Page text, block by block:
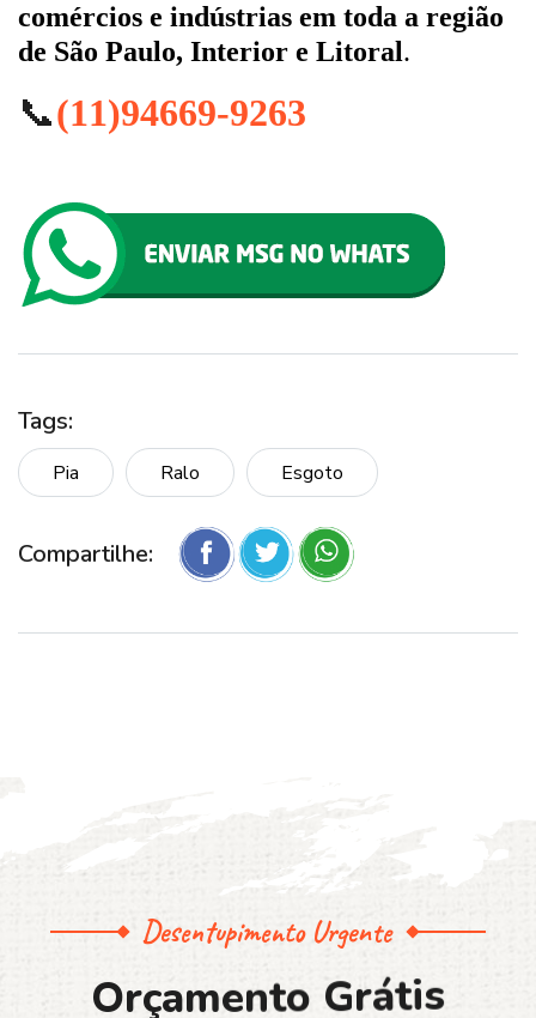
comércios e indústrias em toda a região
de São Paulo, Interior e Litoral.
📞(11)94669-9263
Tags:
Pia Ralo Esgoto
Compartilhe:
Desentupimento Urgente
Orçamento Grátis